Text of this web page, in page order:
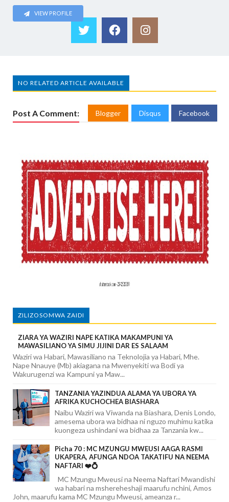
VIEW PROFILE
NO RELATED ARTICLE AVAILABLE
Post A Comment: Blogger Disqus Facebook
ZILIZOSOMWA ZAIDI
ZIARA YA WAZIRI NAPE KATIKA MAKAMPUNI YA
MAWASILIANO YA SIMU JIJINI DAR ES SALAAM
Waziri wa Habari, Mawasiliano na Teknolojia ya Habari, Mhe.
Nape Nnauye (Mb) akiagana na Mwenyekiti wa Bodi ya
Wakurugenzi wa Kampuni ya Maw...
TANZANIA YAZINDUA ALAMA YA UBORA YA
AFRIKA KUCHOCHEA BIASHARA
Naibu Waziri wa Viwanda na Biashara, Denis Londo,
amesema ubora wa bidhaa ni nguzo muhimu katika
kuongeza ushindani wa bidhaa za Tanzania kw...
Picha 70 : MC MZUNGU MWEUSI AAGA RASMI
UKAPERA, AFUNGA NDOA TAKATIFU NA NEEMA
NAFTARI ❤️💍
MC Mzungu Mweusi na Neema Naftari Mwandishi
wa habari na mshereheshaji maarufu nchini, Amos
John, maarufu kama MC Mzungu Mweusi, ameanza r...